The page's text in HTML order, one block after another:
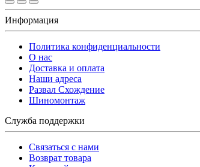
Информация
Политика конфиденциальности
O нас
Доставка и оплата
Наши адреса
Развал Схождение
Шиномонтаж
Служба поддержки
Связаться с нами
Возврат товара